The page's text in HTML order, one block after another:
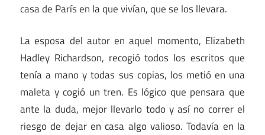
casa de París en la que vivían, que se los llevara.
La esposa del autor en aquel momento, Elizabeth
Hadley Richardson, recogió todos los escritos que
tenía a mano y todas sus copias, los metió en una
maleta y cogió un tren. Es lógico que pensara que
ante la duda, mejor llevarlo todo y así no correr el
riesgo de dejar en casa algo valioso. Todavía en la